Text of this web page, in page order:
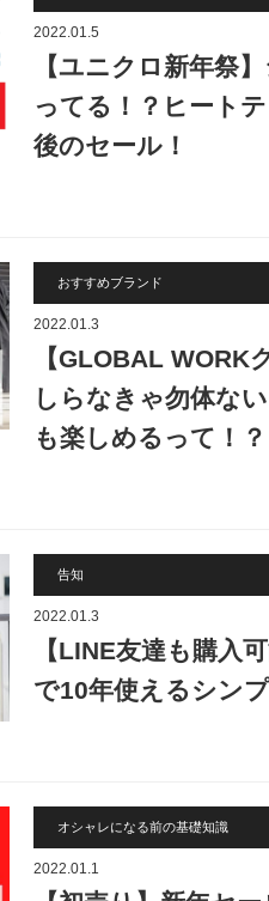
2022.01.5
【ユニクロ新年祭
ってる！？ヒート
後のセール！
おすすめブランド
2022.01.3
【GLOBAL WORK
しらなきゃ勿体な
も楽しめるって！？
告知
2022.01.3
【LINE友達も購入
で10年使えるシン
オシャレになる前の基礎知識
2022.01.1